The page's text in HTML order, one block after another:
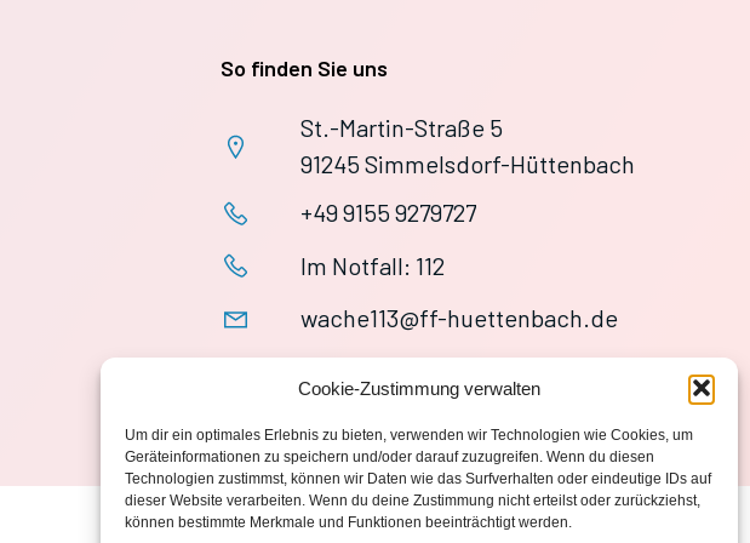
Cookie-Zustimmung verwalten
Um dir ein optimales Erlebnis zu bieten, verwenden wir Technologien wie Cookies, um
Geräteinformationen zu speichern und/oder darauf zuzugreifen. Wenn du diesen
Technologien zustimmst, können wir Daten wie das Surfverhalten oder eindeutige IDs auf
dieser Website verarbeiten. Wenn du deine Zustimmung nicht erteilst oder zurückziehst,
können bestimmte Merkmale und Funktionen beeinträchtigt werden.
So finden Sie uns
St.-Martin-Straße 5
91245 Simmelsdorf-Hüttenbach
+49 9155 9279727
Im Notfall: 112
wache113@ff-huettenbach.de